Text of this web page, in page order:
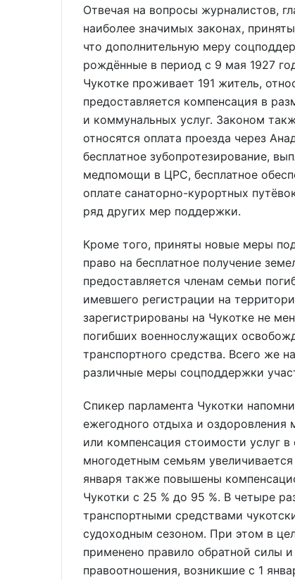
Отвечая на вопросы журналистов,
наиболее значимых законах,
что дополнительную меру
рождённые в период с 9 мая 1927
Чукотке проживает 191 житель,
предоставляется компенсация в
и коммунальных услуг. Законом
относятся оплата проезда через
бесплатное зубопротезирование,
медпомощи в ЦРС, бесплатное
оплате санаторно-курортных
ряд других мер поддержки.
Кроме того, приняты новые меры
право на бесплатное получение
предоставляется членам семьи
имевшего регистрации на
зарегистрированы на Чукотке не
погибших военнослужащих
транспортного средства. Всего же
различные меры соцподдержки
Спикер парламента Чукотки
ежегодного отдыха и оздоровления
или компенсация стоимости услуг
многодетным семьям
января также повышены
Чукотки с 25 % до 95 %. В четыре
транспортными средствами
судоходным сезоном. При этом в
применено правило обратной силы
правоотношения, возникшие с 1